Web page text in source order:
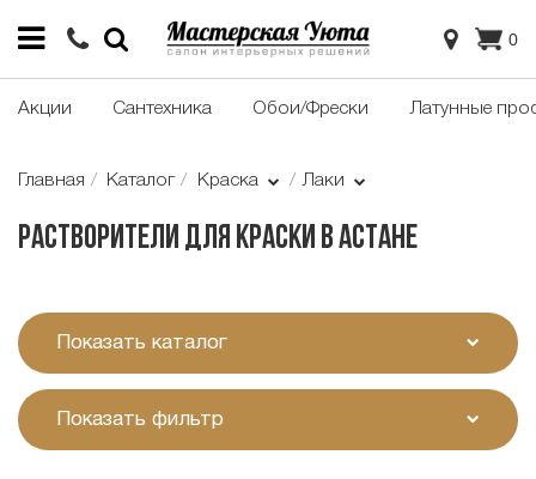
0
Акции Сантехника Обои/Фрески Латунные
Главная Каталог Краска Лаки
Растворители для краски в Астане
Показать каталог
Показать фильтр